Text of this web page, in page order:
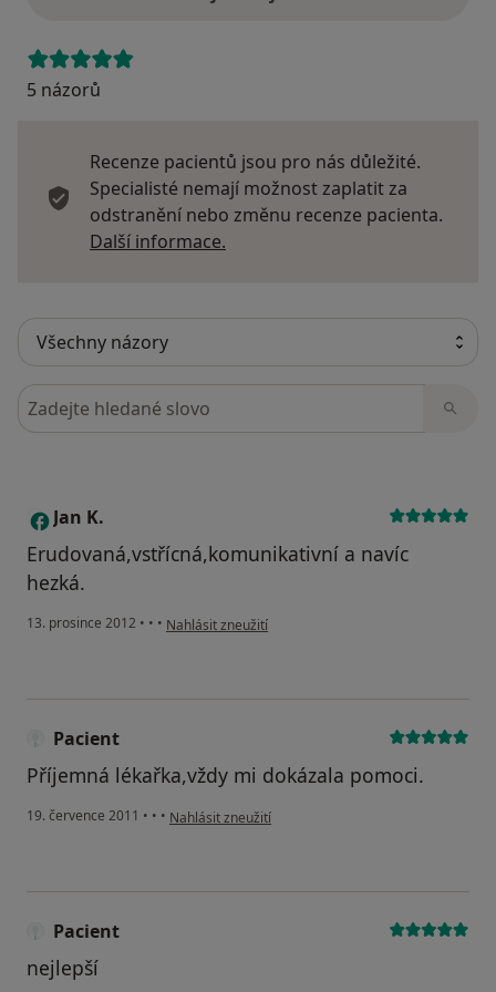
5 názorů
Recenze pacientů jsou pro nás důležité.
Specialisté nemají možnost zaplatit za
odstranění nebo změnu recenze pacienta.
Další informace.
Hledejte v názorech
J Jan K.
Erudovaná,vstřícná,komunikativní a navíc
hezká.
13. prosince 2012 • • • podle názoru uživatele Jan K.
Nahlásit zneužití
Pacient
Příjemná lékařka,vždy mi dokázala pomoci.
19. července 2011 • • • podle názoru uživatele Pacient
Nahlásit zneužití
Pacient
nejlepší